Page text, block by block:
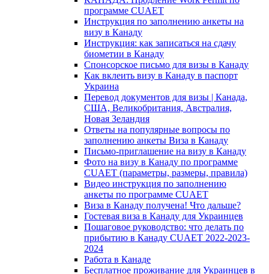
программе CUAET
Инструкция по заполнению анкеты на
визу в Канаду
Инструкция: как записаться на сдачу
биометии в Канаду
Спонсорское письмо для визы в Канаду
Как вклеить визу в Канаду в паспорт
Украина
Перевод документов для визы | Канада,
США, Великобритания, Австралия,
Новая Зеландия
Ответы на популярные вопросы по
заполнению анкеты Виза в Канаду
Письмо-приглашение на визу в Канаду
Фото на визу в Канаду по программе
CUAET (параметры, размеры, правила)
Видео инструкция по заполнению
анкеты по программе CUAET
Виза в Канаду получена! Что дальше?
Гостевая виза в Канаду для Украинцев
Пошаговое руководство: что делать по
прибытию в Канаду CUAET 2022-2023-
2024
Работа в Канаде
Бесплатное проживание для Украинцев в